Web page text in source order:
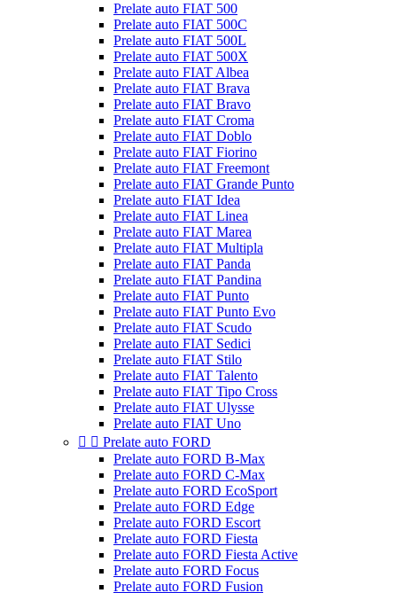
Prelate auto FIAT 500
Prelate auto FIAT 500C
Prelate auto FIAT 500L
Prelate auto FIAT 500X
Prelate auto FIAT Albea
Prelate auto FIAT Brava
Prelate auto FIAT Bravo
Prelate auto FIAT Croma
Prelate auto FIAT Doblo
Prelate auto FIAT Fiorino
Prelate auto FIAT Freemont
Prelate auto FIAT Grande Punto
Prelate auto FIAT Idea
Prelate auto FIAT Linea
Prelate auto FIAT Marea
Prelate auto FIAT Multipla
Prelate auto FIAT Panda
Prelate auto FIAT Pandina
Prelate auto FIAT Punto
Prelate auto FIAT Punto Evo
Prelate auto FIAT Scudo
Prelate auto FIAT Sedici
Prelate auto FIAT Stilo
Prelate auto FIAT Talento
Prelate auto FIAT Tipo Cross
Prelate auto FIAT Ulysse
Prelate auto FIAT Uno
  Prelate auto FORD
Prelate auto FORD B-Max
Prelate auto FORD C-Max
Prelate auto FORD EcoSport
Prelate auto FORD Edge
Prelate auto FORD Escort
Prelate auto FORD Fiesta
Prelate auto FORD Fiesta Active
Prelate auto FORD Focus
Prelate auto FORD Fusion